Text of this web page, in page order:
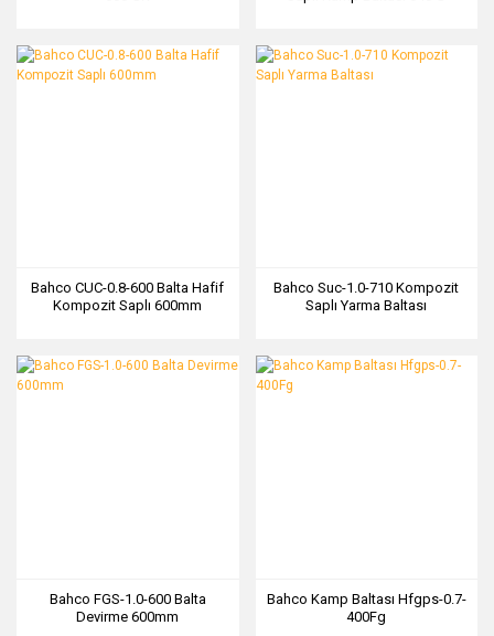
Bahco CUC-0.8-600 Balta Hafif
Kompozit Saplı 600mm
Bahco Suc-1.0-710 Kompozit
Saplı Yarma Baltası
Bahco FGS-1.0-600 Balta
Devirme 600mm
Bahco Kamp Baltası Hfgps-0.7-
400Fg